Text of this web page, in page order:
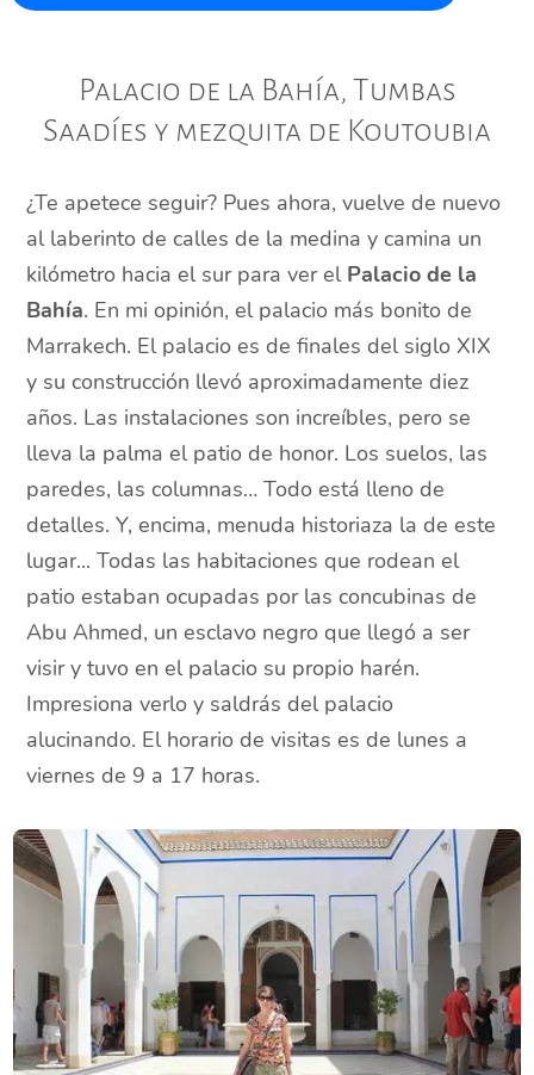
Palacio de la Bahía, Tumbas
Saadíes y mezquita de Koutoubia
¿Te apetece seguir? Pues ahora, vuelve de nuevo
al laberinto de calles de la medina y camina un
kilómetro hacia el sur para ver el Palacio de la
Bahía. En mi opinión, el palacio más bonito de
Marrakech. El palacio es de finales del siglo XIX
y su construcción llevó aproximadamente diez
años. Las instalaciones son increíbles, pero se
lleva la palma el patio de honor. Los suelos, las
paredes, las columnas… Todo está lleno de
detalles. Y, encima, menuda historiaza la de este
lugar... Todas las habitaciones que rodean el
patio estaban ocupadas por las concubinas de
Abu Ahmed, un esclavo negro que llegó a ser
visir y tuvo en el palacio su propio harén.
Impresiona verlo y saldrás del palacio
alucinando. El horario de visitas es de lunes a
viernes de 9 a 17 horas.